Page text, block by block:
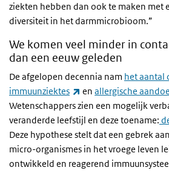
ziekten hebben dan ook te maken met
diversiteit in het darmmicrobioom.”
We komen veel minder in
dan een eeuw geleden
De afgelopen decennia nam het aantal
immuunziektes
(externe link)
enallergische
Wetenschappers zien een mogelijk
veranderde leefstijl en deze toename:
Deze hypothese stelt dat een gebrek
micro-organismes in het vroege leven
ontwikkeld en reagerend